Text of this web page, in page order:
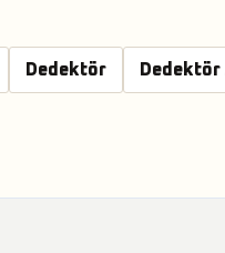
Dedektör Dedektör